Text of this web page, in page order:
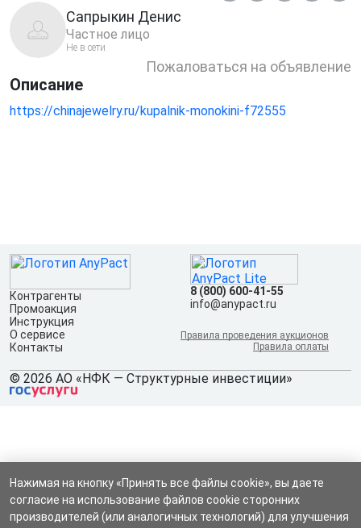
Сапрыкин Денис
Частное лицо
Не в сети
Пожаловаться на объявление
Описание
https://chinajewelry.ru/kupalnik-monokini-f72555
Контрагенты
Промоакция
Инструкция
О сервисе
Контакты
8 (800) 600-41-55
info@anypact.ru
Правила проведения аукционов
Правила оплаты
© 2026 АО «НФК — Структурные инвестиции»
Нажимая на кнопку «Принять все файлы cookie», вы даете
согласие на использование файлов cookie сторонних
производителей (или аналогичных технологий) для улучшения